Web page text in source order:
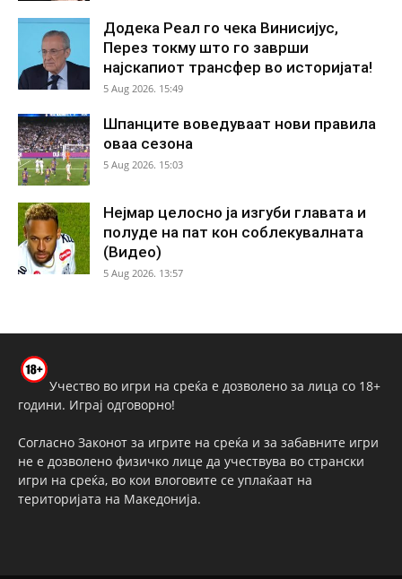
Додека Реал го чека Винисијус,
Перез токму што го заврши
најскапиот трансфер во историјата!
5 Aug 2026. 15:49
Шпанците воведуваат нови правила
оваа сезона
5 Aug 2026. 15:03
Нејмар целосно ја изгуби главата и
полуде на пат кон соблекувалната
(Видео)
5 Aug 2026. 13:57
Учество во игри на среќа е дозволено за лица со 18+
години. Играј одговорно!
Согласно Законот за игрите на среќа и за забавните игри
не е дозволено физичко лице да учествува во странски
игри на среќа, во кои влоговите се уплаќаат на
територијата на Македонија.